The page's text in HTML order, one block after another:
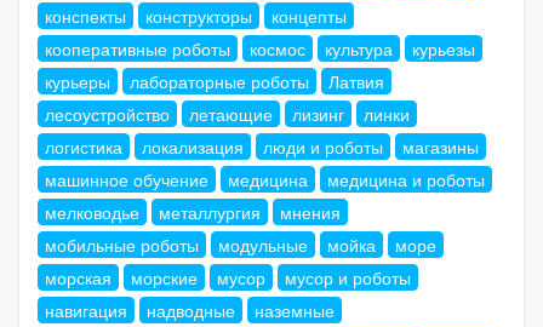
конспекты
конструкторы
концепты
кооперативные роботы
космос культура
курьезы
курьеры
лабораторные роботы
Латвия
лесоустройство
летающие лизинг
линки
логистика
локализация люди и роботы
магазины
машинное обучение
медицина
медицина и роботы
мелководье
металлургия
мнения
мобильные роботы
модульные мойка
море
морская
морские мусор
мусор и роботы
навигация
надводные
наземные